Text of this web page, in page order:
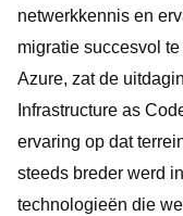
netwerkkennis en
migratie succesvol
Azure, zat de
Infrastructure as
ervaring op dat
steeds breder werd
technologieën die